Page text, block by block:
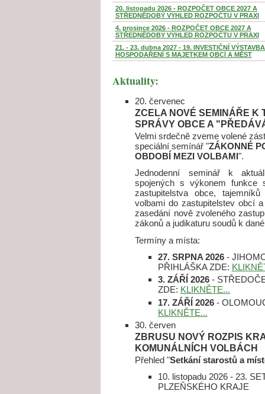
20. listopadu 2026 - ROZPOČET OBCE 2027 A
STŘEDNĚDOBÝ VÝHLED ROZPOČTU V PRAXI
4. prosince 2026 - ROZPOČET OBCE 2027 A
STŘEDNĚDOBÝ VÝHLED ROZPOČTU V PRAXI
21. - 23. dubna 2027 - 19. INVESTIČNÍ
HOSPODAŘENÍ S MAJETKEM OBCÍ A MĚST
Aktuality:
20. červenec
ZCELA NOVÉ SEMINÁŘE K
SPRÁVY OBCE A
Velmi srdečně zveme volené
speciální semínář "ZÁKONNÉ
OBDOBÍ MEZI VOLBAMI".
Jednodenní seminář k
spojených s výkonem funkce
zastupitelstva obce,
volbami do zastupitelstev obcí
zasedání nově zvoleného
zákonů a judikaturu soudů k
Termíny a místa:
27. SRPNA 2026-
PŘIHLÁŠKA ZDE:
3. ZÁŘÍ 2026-
ZDE: KLIKNĚTE...
17. ZÁŘÍ 2026-
KLIKNĚTE...
30. červen
ZBRUSU NOVÝ ROZPIS
KOMUNÁLNÍCH VOLBÁCH
Přehled "Setkání starostů a
10. listopadu 2026 - 23.
PLZEŇSKÉHO KRAJE